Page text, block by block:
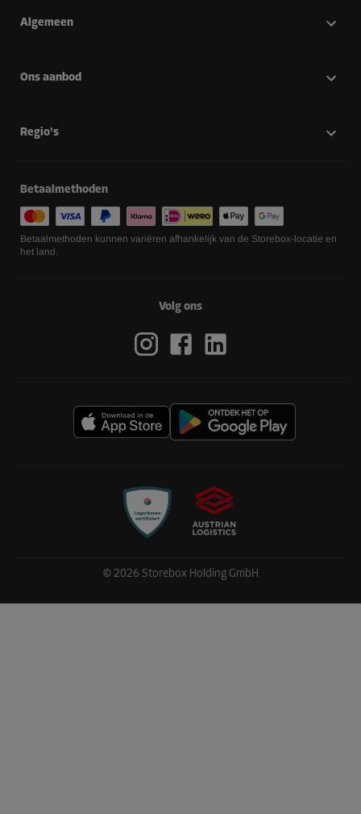
Algemeen
Ons aanbod
Regio's
Betaalmethoden
Betaalmethoden kunnen variëren afhankelijk van de Storebox-locatie en
het land.
Volg ons
© 2026 Storebox Holding GmbH